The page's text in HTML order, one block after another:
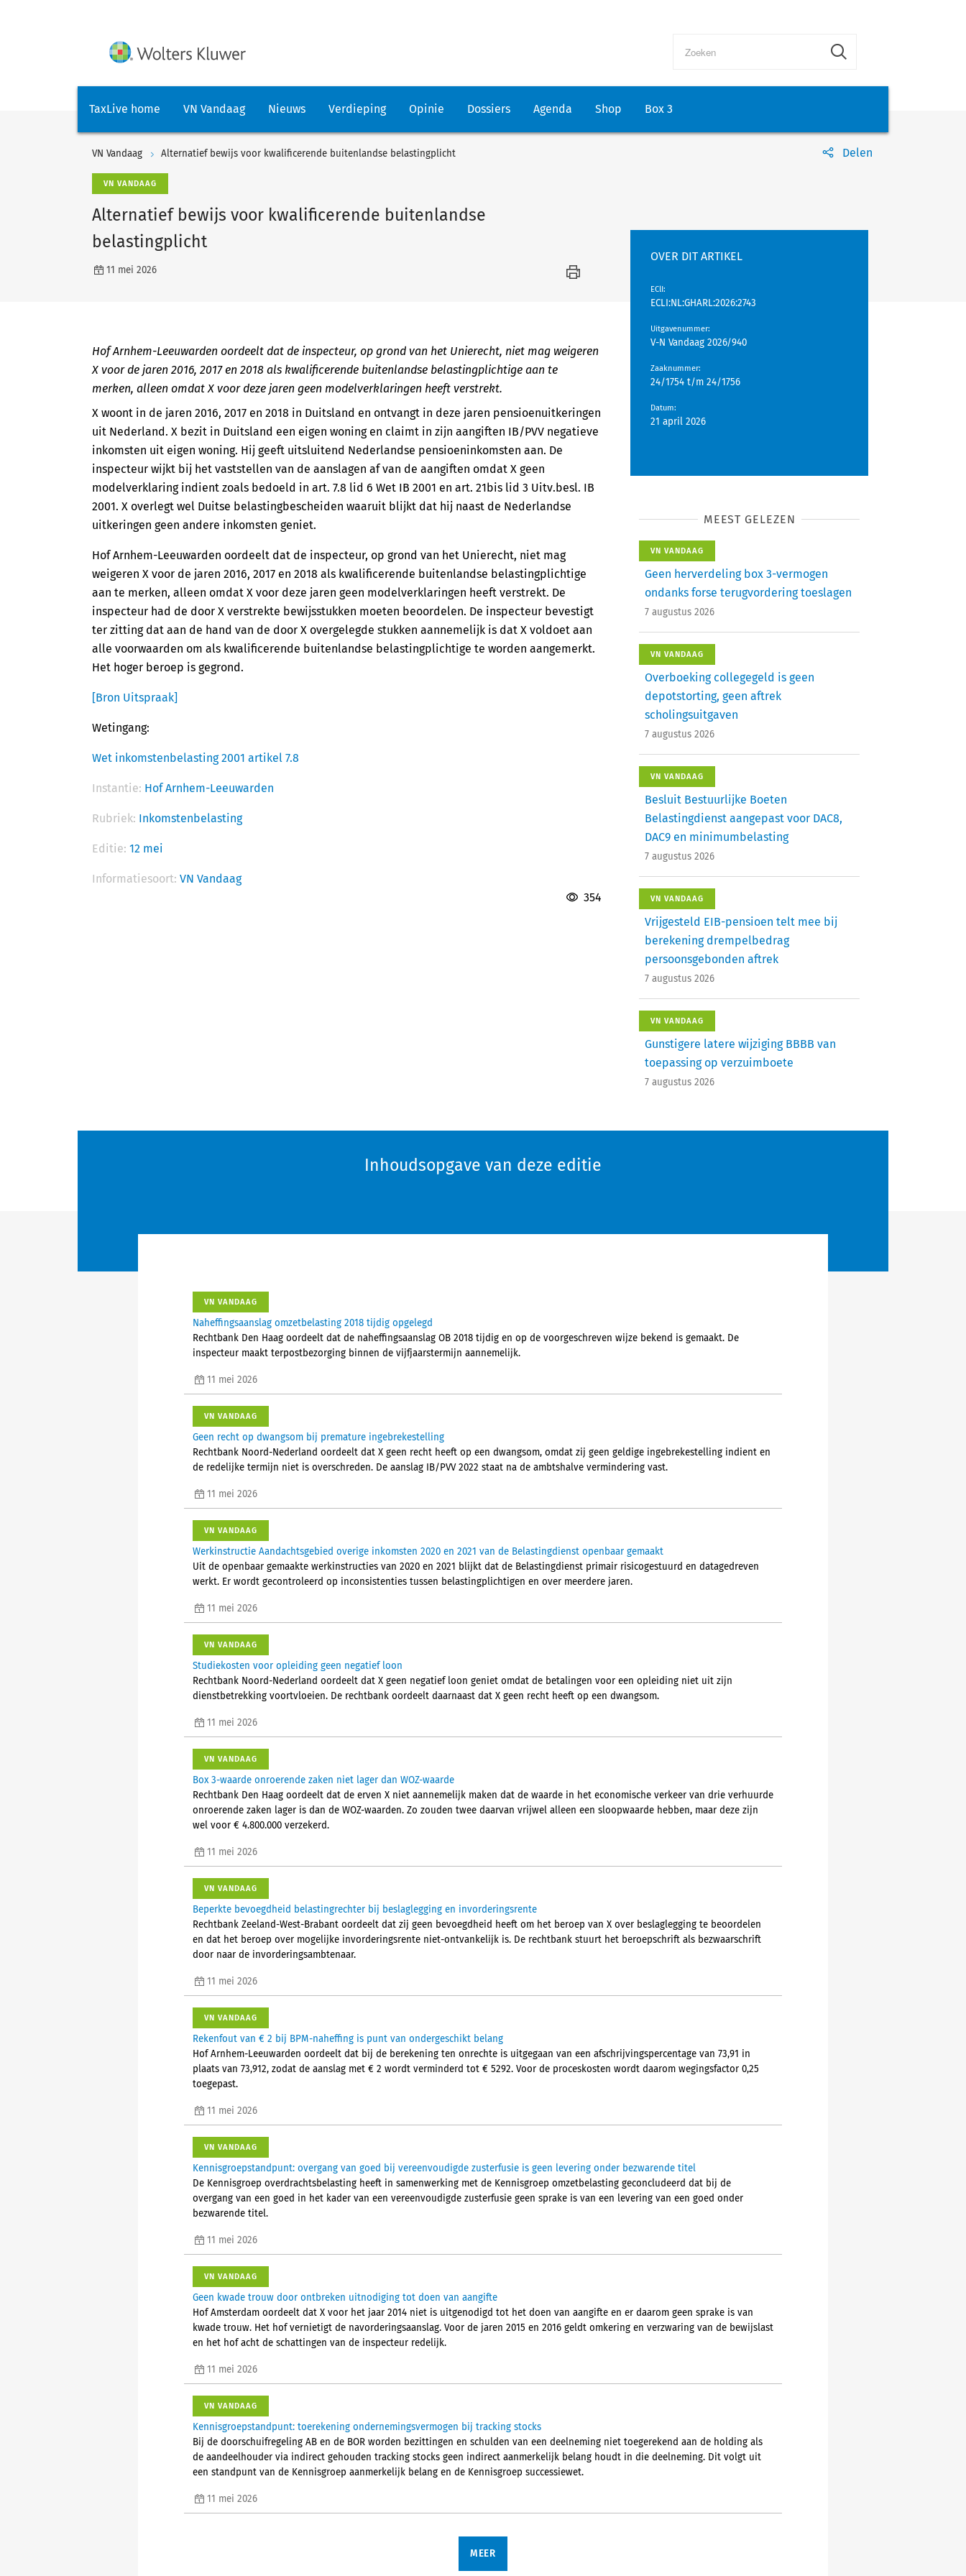
TaxLive home VN Vandaag Nieuws Verdieping Opinie Dossiers Agenda Shop Box 3
VN Vandaag Alternatief bewijs voor kwalificerende buitenlandse belastingplicht Delen
VN VANDAAG
Alternatief bewijs voor kwalificerende buitenlandse
belastingplicht
11 mei 2026
Hof Arnhem-Leeuwarden oordeelt dat de inspecteur, op grond van het Unierecht, niet mag weigeren
X voor de jaren 2016, 2017 en 2018 als kwalificerende buitenlandse belastingplichtige aan te
merken, alleen omdat X voor deze jaren geen modelverklaringen heeft verstrekt.
X woont in de jaren 2016, 2017 en 2018 in Duitsland en ontvangt in deze jaren pensioenuitkeringen
uit Nederland. X bezit in Duitsland een eigen woning en claimt in zijn aangiften IB/PVV negatieve
inkomsten uit eigen woning. Hij geeft uitsluitend Nederlandse pensioeninkomsten aan. De
inspecteur wijkt bij het vaststellen van de aanslagen af van de aangiften omdat X geen
modelverklaring indient zoals bedoeld in art. 7.8 lid 6 Wet IB 2001 en art. 21bis lid 3 Uitv.besl. IB
2001. X overlegt wel Duitse belastingbescheiden waaruit blijkt dat hij naast de Nederlandse
uitkeringen geen andere inkomsten geniet.
Hof Arnhem-Leeuwarden oordeelt dat de inspecteur, op grond van het Unierecht, niet mag
weigeren X voor de jaren 2016, 2017 en 2018 als kwalificerende buitenlandse belastingplichtige
aan te merken, alleen omdat X voor deze jaren geen modelverklaringen heeft verstrekt. De
inspecteur had de door X verstrekte bewijsstukken moeten beoordelen. De inspecteur bevestigt
ter zitting dat aan de hand van de door X overgelegde stukken aannemelijk is dat X voldoet aan
alle voorwaarden om als kwalificerende buitenlandse belastingplichtige te worden aangemerkt.
Het hoger beroep is gegrond.
[Bron Uitspraak]
Wetingang:
Wet inkomstenbelasting 2001 artikel 7.8
Instantie: Hof Arnhem-Leeuwarden
Rubriek: Inkomstenbelasting
Editie: 12 mei
Informatiesoort: VN Vandaag
354
OVER DIT ARTIKEL
EClI:
ECLI:NL:GHARL:2026:2743
Uitgavenummer:
V-N Vandaag 2026/940
Zaaknummer:
24/1754 t/m 24/1756
Datum:
21 april 2026
MEEST GELEZEN
VN VANDAAG
Geen herverdeling box 3-vermogen
ondanks forse terugvordering toeslagen
7 augustus 2026
VN VANDAAG
Overboeking collegegeld is geen
depotstorting, geen aftrek
scholingsuitgaven
7 augustus 2026
VN VANDAAG
Besluit Bestuurlijke Boeten
Belastingdienst aangepast voor DAC8,
DAC9 en minimumbelasting
7 augustus 2026
VN VANDAAG
Vrijgesteld EIB-pensioen telt mee bij
berekening drempelbedrag
persoonsgebonden aftrek
7 augustus 2026
VN VANDAAG
Gunstigere latere wijziging BBBB van
toepassing op verzuimboete
7 augustus 2026
Inhoudsopgave van deze editie
VN VANDAAG
Naheffingsaanslag omzetbelasting 2018 tijdig opgelegd
Rechtbank Den Haag oordeelt dat de naheffingsaanslag OB 2018 tijdig en op de voorgeschreven wijze bekend is gemaakt. De
inspecteur maakt terpostbezorging binnen de vijfjaarstermijn aannemelijk.
11 mei 2026
VN VANDAAG
Geen recht op dwangsom bij premature ingebrekestelling
Rechtbank Noord-Nederland oordeelt dat X geen recht heeft op een dwangsom, omdat zij geen geldige ingebrekestelling indient en
de redelijke termijn niet is overschreden. De aanslag IB/PVV 2022 staat na de ambtshalve vermindering vast.
11 mei 2026
VN VANDAAG
Werkinstructie Aandachtsgebied overige inkomsten 2020 en 2021 van de Belastingdienst openbaar gemaakt
Uit de openbaar gemaakte werkinstructies van 2020 en 2021 blijkt dat de Belastingdienst primair risicogestuurd en datagedreven
werkt. Er wordt gecontroleerd op inconsistenties tussen belastingplichtigen en over meerdere jaren.
11 mei 2026
VN VANDAAG
Studiekosten voor opleiding geen negatief loon
Rechtbank Noord-Nederland oordeelt dat X geen negatief loon geniet omdat de betalingen voor een opleiding niet uit zijn
dienstbetrekking voortvloeien. De rechtbank oordeelt daarnaast dat X geen recht heeft op een dwangsom.
11 mei 2026
VN VANDAAG
Box 3-waarde onroerende zaken niet lager dan WOZ-waarde
Rechtbank Den Haag oordeelt dat de erven X niet aannemelijk maken dat de waarde in het economische verkeer van drie verhuurde
onroerende zaken lager is dan de WOZ-waarden. Zo zouden twee daarvan vrijwel alleen een sloopwaarde hebben, maar deze zijn
wel voor € 4.800.000 verzekerd.
11 mei 2026
VN VANDAAG
Beperkte bevoegdheid belastingrechter bij beslaglegging en invorderingsrente
Rechtbank Zeeland-West-Brabant oordeelt dat zij geen bevoegdheid heeft om het beroep van X over beslaglegging te beoordelen
en dat het beroep over mogelijke invorderingsrente niet-ontvankelijk is. De rechtbank stuurt het beroepschrift als bezwaarschrift
door naar de invorderingsambtenaar.
11 mei 2026
VN VANDAAG
Rekenfout van € 2 bij BPM-naheffing is punt van ondergeschikt belang
Hof Arnhem-Leeuwarden oordeelt dat bij de berekening ten onrechte is uitgegaan van een afschrijvingspercentage van 73,91 in
plaats van 73,912, zodat de aanslag met € 2 wordt verminderd tot € 5292. Voor de proceskosten wordt daarom wegingsfactor 0,25
toegepast.
11 mei 2026
VN VANDAAG
Kennisgroepstandpunt: overgang van goed bij vereenvoudigde zusterfusie is geen levering onder bezwarende titel
De Kennisgroep overdrachtsbelasting heeft in samenwerking met de Kennisgroep omzetbelasting geconcludeerd dat bij de
overgang van een goed in het kader van een vereenvoudigde zusterfusie geen sprake is van een levering van een goed onder
bezwarende titel.
11 mei 2026
VN VANDAAG
Geen kwade trouw door ontbreken uitnodiging tot doen van aangifte
Hof Amsterdam oordeelt dat X voor het jaar 2014 niet is uitgenodigd tot het doen van aangifte en er daarom geen sprake is van
kwade trouw. Het hof vernietigt de navorderingsaanslag. Voor de jaren 2015 en 2016 geldt omkering en verzwaring van de bewijslast
en het hof acht de schattingen van de inspecteur redelijk.
11 mei 2026
VN VANDAAG
Kennisgroepstandpunt: toerekening ondernemingsvermogen bij tracking stocks
Bij de doorschuifregeling AB en de BOR worden bezittingen en schulden van een deelneming niet toegerekend aan de holding als
de aandeelhouder via indirect gehouden tracking stocks geen indirect aanmerkelijk belang houdt in die deelneming. Dit volgt uit
een standpunt van de Kennisgroep aanmerkelijk belang en de Kennisgroep successiewet.
11 mei 2026
MEER